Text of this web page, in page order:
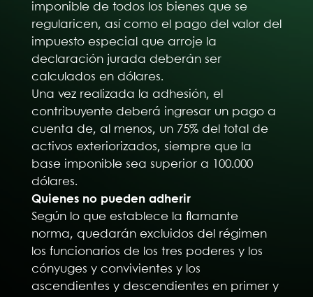
imponible de todos los bienes que se
regularicen, así como el pago del valor del
impuesto especial que arroje la
declaración jurada deberán ser
calculados en dólares.
Una vez realizada la adhesión, el
contribuyente deberá ingresar un pago a
cuenta de, al menos, un 75% del total de
activos exteriorizados, siempre que la
base imponible sea superior a 100.000
dólares.
Quienes no pueden adherir
Según lo que establece la flamante
norma, quedarán excluidos del régimen
los funcionarios de los tres poderes y los
cónyuges y convivientes y los
ascendientes y descendientes en primer y